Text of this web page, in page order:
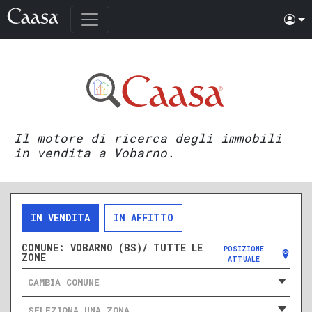
Il motore di ricerca degli immobili
in vendita a Vobarno.
IN VENDITA IN AFFITTO
COMUNE: VOBARNO (BS)/ TUTTE LE
ZONE
POSIZIONE
ATTUALE
CAMBIA COMUNE